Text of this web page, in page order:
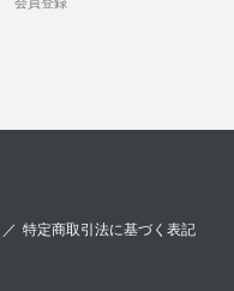
／ 特定商取引法に基づく表記